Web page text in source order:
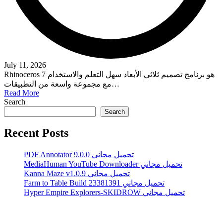
July 11, 2026
Rhinoceros 7 هو برنامج تصميم ثلاثي الأبعاد سهل التعلم والاستخدام
مع مجموعة واسعة من التطبيقات…
Read More
Search
Search
Recent Posts
PDF Annotator 9.0.0 تحميل مجاني
MediaHuman YouTube Downloader تحميل مجاني
Kanna Maze v1.0.9 تحميل مجاني
Farm to Table Build 23381391 تحميل مجاني
Hyper Empire Explorers-SKIDROW تحميل مجاني